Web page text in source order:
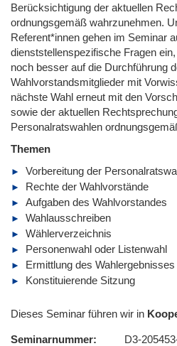
Berücksichtigung der aktuellen
ordnungsgemäß wahrzunehmen.
Referent*innen gehen im Seminar
dienststellenspezifische Fragen
noch besser auf die Durchführung
Wahlvorstandsmitglieder mit
nächste Wahl erneut mit den
sowie der aktuellen
Personalratswahlen
Themen
Vorbereitung der
Rechte der Wahlvorstände
Aufgaben des Wahlvorstandes
Wahlausschreiben
Wählerverzeichnis
Personenwahl oder Listenwahl
Ermittlung des Wahlergebnisses
Konstituierende Sitzung
Dieses Seminar führen wir in
Seminarnummer
D3-